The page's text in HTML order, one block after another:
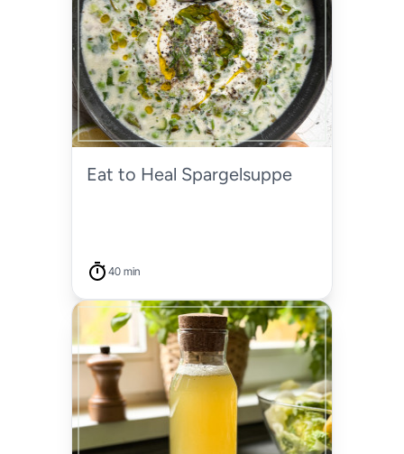
Eat to Heal Spargelsuppe
40 min